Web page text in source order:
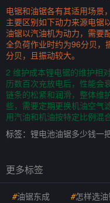
电锯和油锯各有其适用场景
主要区别如下动力来源电锯
油锯以汽油机为动力，需要
全负荷作业时约为96分贝，
分贝，且振动较大。
2 维护成本锂电锯的维护相
历数百次充放电后，性能会
链条的松紧和润滑，整体维
些，需要定期更换机油空气
用汽油和机油按特定比例混
标签： 锂电池油锯多少钱一
更多标签
#油锯东成 #怎样选